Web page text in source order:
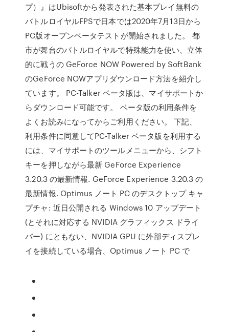
プ）』はUbisoftから発表された基本プレイ無料の
バトルロイヤルFPSで日本では2020年7月13日から
PC版オープンベータテストが開始されました。 都
市が舞台のバトルロイヤルで特殊能力を使い、立体
的に戦うの GeForce NOW Powered by SoftBank
のGeForce NOWアプリダウンロード方法を紹介し
ています。 PC-Talker ベータ版は、マイサポートか
らダウンロード可能です。 ベータ版の利用条件を
よくお読みになってからご利用ください。 下記、
利用条件に同意してPC-Talker ベータ版を利用する
には、マイサポートのツールメニューから、シフト
キーを押しながら最新 GeForce Experience
3.20.3 の最新情報. GeForce Experience 3.20.3 の
最新情報. Optimus ノート PC のデスクトップ キャ
プチャ: 近日公開される Windows 10 アップデート
(とそれに対応する NVIDIA グラフィックス ドライ
バー) にともない、NVIDIA GPU に外部ディスプレ
イを接続している場合、Optimus ノート PC で